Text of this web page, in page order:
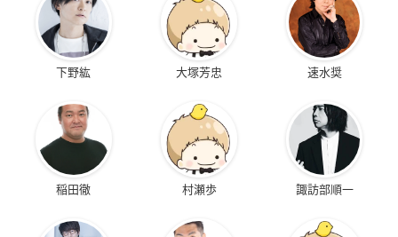
下野紘 大塚芳忠 速水奨
稲田徹 村瀬歩 諏訪部順一